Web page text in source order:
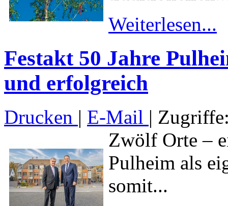
Weiterlesen...
Festakt 50 Jahre
und erfolgreich
Drucken | E-Mail |
Zwölf Orte –
Pulheim als
somit...